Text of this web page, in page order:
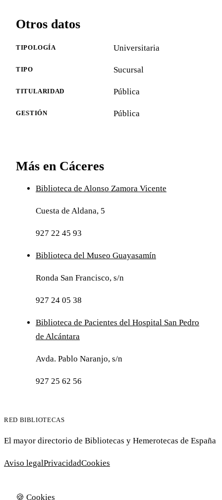
Otros datos
TIPOLOGÍA Universitaria
TIPO Sucursal
TITULARIDAD Pública
GESTIÓN Pública
Más en Cáceres
Biblioteca de Alonso Zamora Vicente
Cuesta de Aldana, 5
927 22 45 93
Biblioteca del Museo Guayasamín
Ronda San Francisco, s/n
927 24 05 38
Biblioteca de Pacientes del Hospital San Pedro
de Alcántara
Avda. Pablo Naranjo, s/n
927 25 62 56
RED BIBLIOTECAS
El mayor directorio de Bibliotecas y Hemerotecas de España
Aviso legalPrivacidadCookies
🍪 Cookies